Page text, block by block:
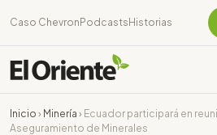
Caso Chevron Podcasts Historias
Inicio › Minería › Ecuador participará en
Aseguramiento de Minerales